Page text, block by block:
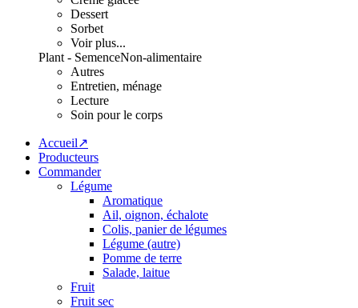
Dessert
Sorbet
Voir plus...
Plant - SemenceNon-alimentaire
Autres
Entretien, ménage
Lecture
Soin pour le corps
Accueil↗
Producteurs
Commander
Légume
Aromatique
Ail, oignon, échalote
Colis, panier de légumes
Légume (autre)
Pomme de terre
Salade, laitue
Fruit
Fruit sec